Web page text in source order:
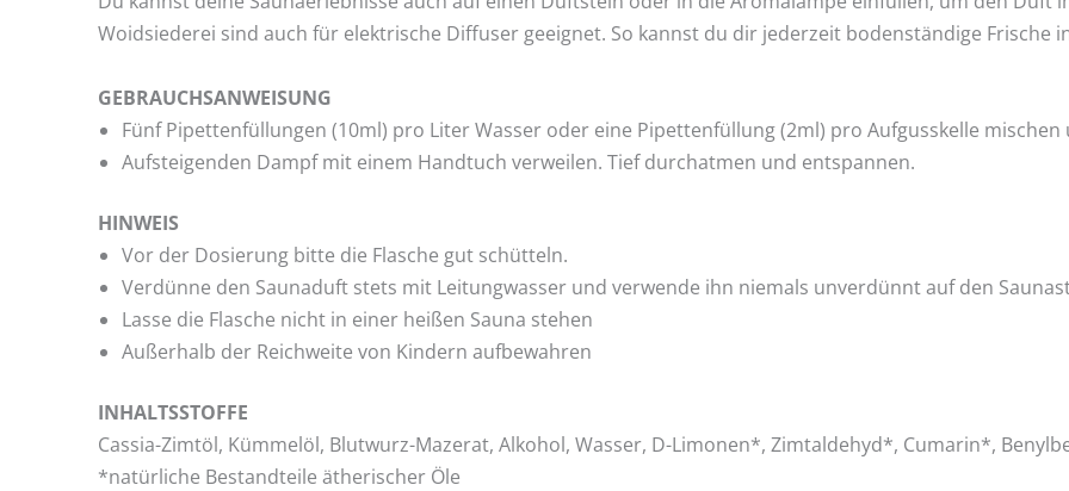
Woidsiederei sind auch für elektrische Diffuser geeignet. So kannst du dir jederzeit bodenständige Frische
GEBRAUCHSANWEISUNG
Fünf Pipettenfüllungen (10ml) pro Liter Wasser oder eine Pipettenfüllung (2ml) pro Aufgusskelle
Aufsteigenden Dampf mit einem Handtuch verweilen. Tief durchatmen und entspannen.
HINWEIS
Vor der Dosierung bitte die Flasche gut schütteln.
Verdünne den Saunaduft stets mit Leitungwasser und verwende ihn niemals unverdünnt auf den
Lasse die Flasche nicht in einer heißen Sauna stehen
Außerhalb der Reichweite von Kindern aufbewahren
INHALTSSTOFFE
Cassia-Zimtöl, Kümmelöl, Blutwurz-Mazerat, Alkohol, Wasser, D-Limonen*, Zimtaldehyd*, Cumarin*,
*natürliche Bestandteile ätherischer Öle